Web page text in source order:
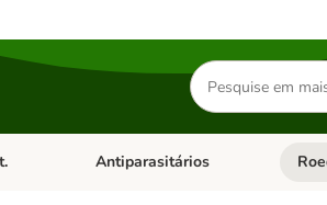
Pesquisar
produtos
categoria: GatosAbrir menu de categoria: Dieta Vet.
Antiparasitários Abrir